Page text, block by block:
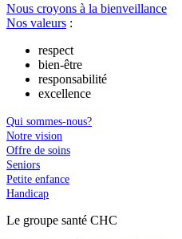
Nous croyons à la bienveillance
Nos valeurs :
respect
bien-être
responsabilité
excellence
Qui sommes-nous?
Notre vision
Offre de soins
Seniors
Petite enfance
Handicap
Le groupe santé CHC